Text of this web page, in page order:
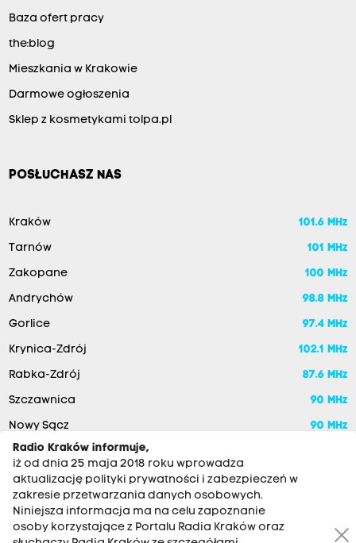
Baza ofert pracy
the:blog
Mieszkania w Krakowie
Darmowe ogłoszenia
Sklep z kosmetykami tolpa.pl
POSŁUCHASZ NAS
Kraków 101.6 MHz
Tarnów 101 MHz
Zakopane 100 MHz
Andrychów 98.8 MHz
Gorlice 97.4 MHz
Krynica-Zdrój 102.1 MHz
Rabka-Zdrój 87.6 MHz
Szczawnica 90 MHz
Nowy Sącz
90 MHz
Radio Kraków informuje,
iż od dnia 25 maja 2018 roku wprowadza
aktualizację polityki prywatności i zabezpieczeń w
zakresie przetwarzania danych osobowych.
Niniejsza informacja ma na celu zapoznanie
osoby korzystające z Portalu Radia Kraków oraz